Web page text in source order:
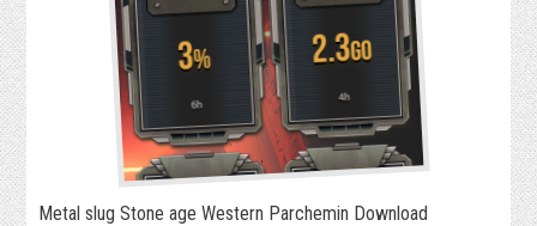
Metal slug Stone age Western Parchemin Download